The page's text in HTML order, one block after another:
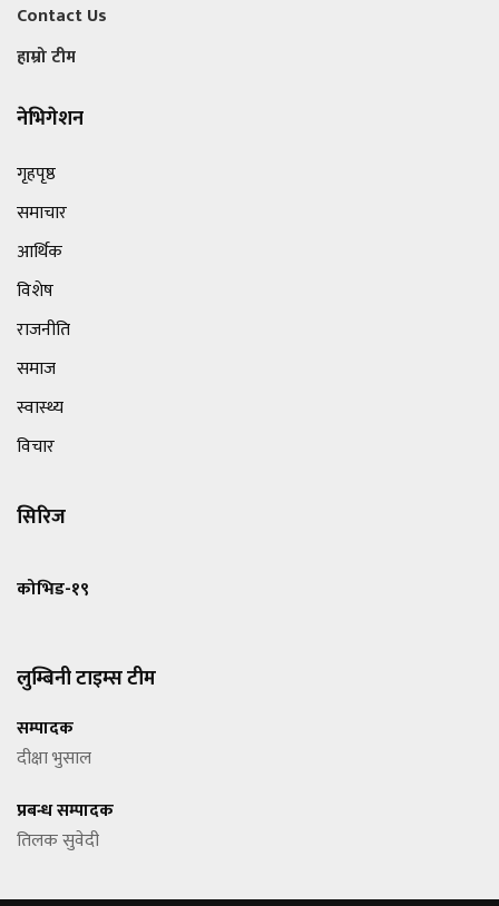
Contact Us
हाम्रो टीम
नेभिगेशन
गृहपृष्ठ
समाचार
आर्थिक
विशेष
राजनीति
समाज
स्वास्थ्य
विचार
सिरिज
कोभिड-१९
लुम्बिनी टाइम्स टीम
सम्पादक
दीक्षा भुसाल
प्रबन्ध सम्पादक
तिलक सुवेदी